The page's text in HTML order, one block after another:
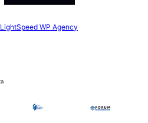
LightSpeed WP Agency